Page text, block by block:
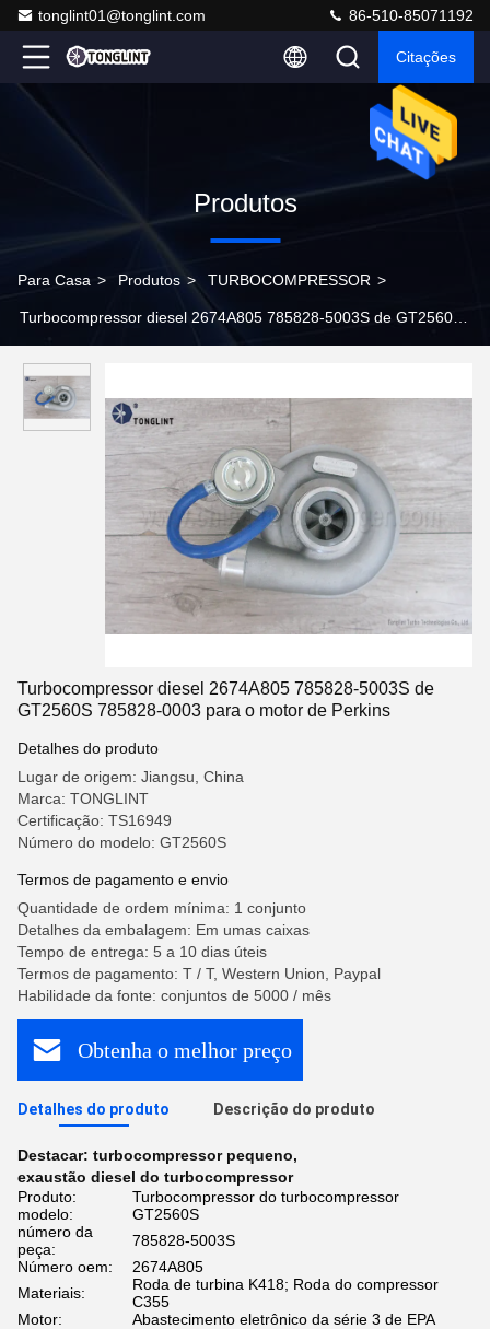
tonglint01@tonglint.com 86-510-85071192
Citações
Produtos
Para Casa > Produtos > TURBOCOMPRESSOR >
Turbocompressor diesel 2674A805 785828-5003S de GT2560S
Turbocompressor diesel 2674A805 785828-5003S de
GT2560S 785828-0003 para o motor de Perkins
Detalhes do produto
Lugar de origem: Jiangsu, China
Marca: TONGLINT
Certificação: TS16949
Número do modelo: GT2560S
Termos de pagamento e envio
Quantidade de ordem mínima: 1 conjunto
Detalhes da embalagem: Em umas caixas
Tempo de entrega: 5 a 10 dias úteis
Termos de pagamento: T / T, Western Union, Paypal
Habilidade da fonte: conjuntos de 5000 / mês
Obtenha o melhor preço
Detalhes do produto Descrição do produto
Destacar: turbocompressor pequeno,
exaustão diesel do turbocompressor
Produto:
Turbocompressor do turbocompressor
modelo:
GT2560S
número da
peça:
785828-5003S
Número oem:
2674A805
Materiais:
Roda de turbina K418; Roda do compressor
C355
Motor:
Abastecimento eletrônico da série 3 de EPA